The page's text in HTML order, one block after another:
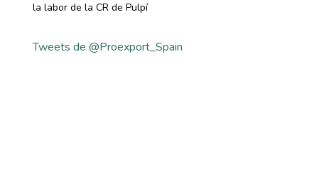
la labor de la CR de Pulpí
Tweets de @Proexport_Spain